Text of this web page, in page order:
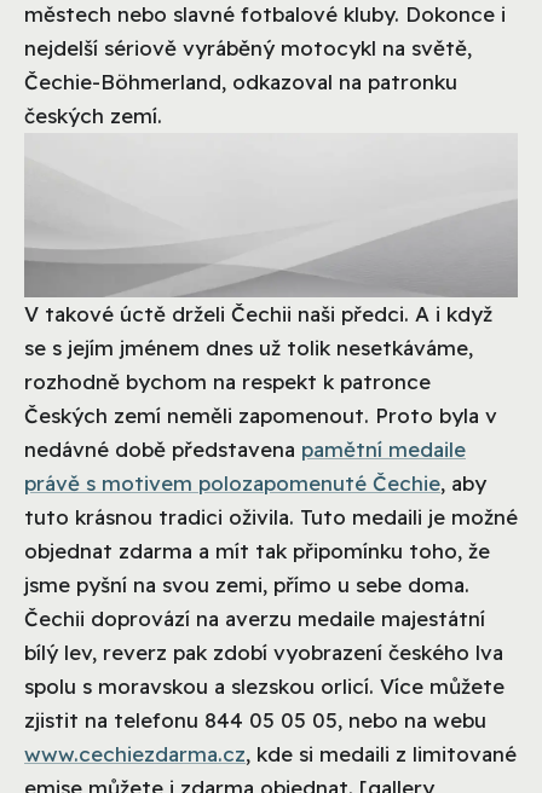
městech nebo slavné fotbalové kluby. Dokonce i
nejdelší sériově vyráběný motocykl na světě,
Čechie-Böhmerland, odkazoval na patronku
českých zemí.
V takové úctě drželi Čechii naši předci. A i když
se s jejím jménem dnes už tolik nesetkáváme,
rozhodně bychom na respekt k patronce
Českých zemí neměli zapomenout. Proto byla v
nedávné době představena pamětní medaile
právě s motivem polozapomenuté Čechie, aby
tuto krásnou tradici oživila. Tuto medaili je možné
objednat zdarma a mít tak připomínku toho, že
jsme pyšní na svou zemi, přímo u sebe doma.
Čechii doprovází na averzu medaile majestátní
bílý lev, reverz pak zdobí vyobrazení českého lva
spolu s moravskou a slezskou orlicí. Více můžete
zjistit na telefonu 844 05 05 05, nebo na webu
www.cechiezdarma.cz, kde si medaili z limitované